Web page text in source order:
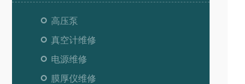
高压泵
真空计维修
电源维修
膜厚仪维修